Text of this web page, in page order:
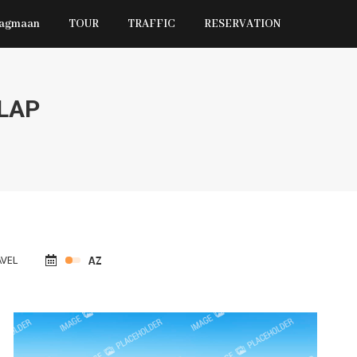
TOUR TRAFFIC RESERVATION